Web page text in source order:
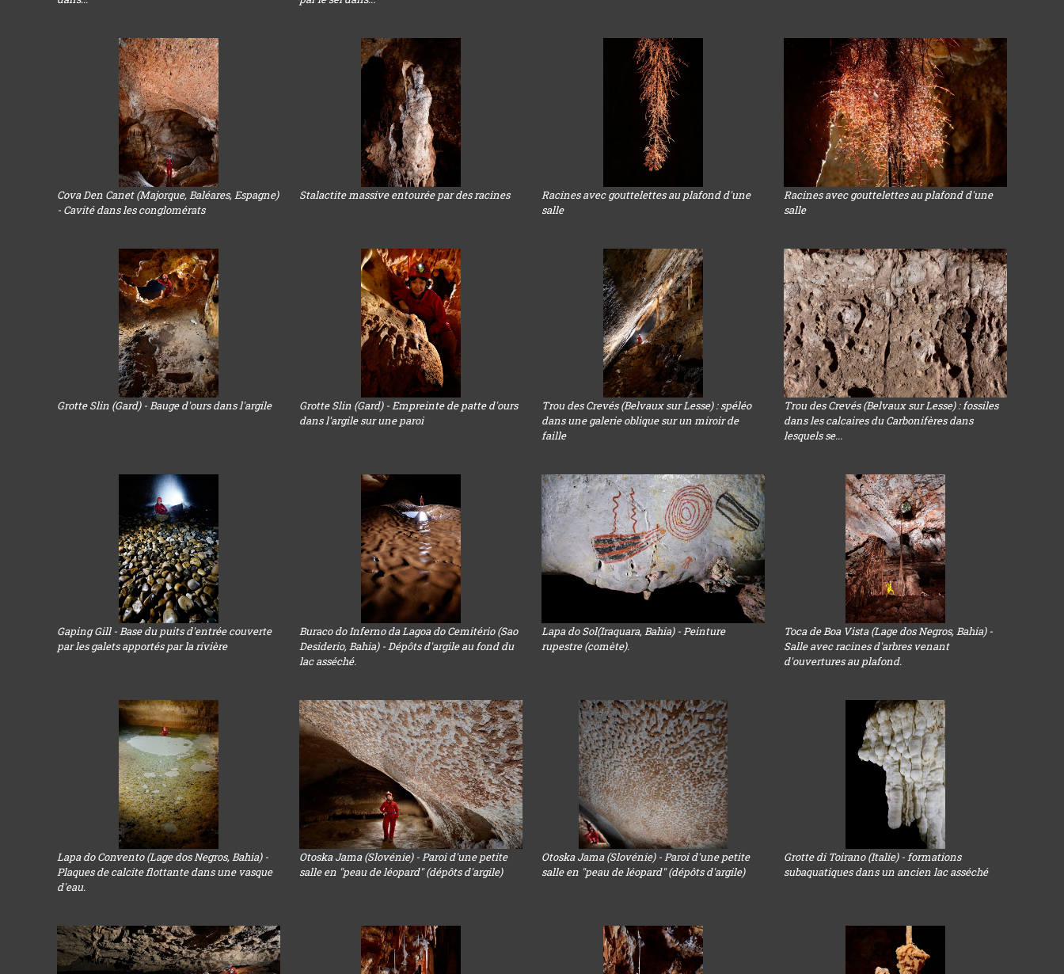
Cova Den Canet (Majorque, Baléares, Espagne)
- Cavité dans les conglomérats
Stalactite massive entourée par des racines
Racines avec gouttelettes au plafond d'une
salle
Racines avec gouttelettes au plafond d'une
salle
Grotte Slin (Gard) - Bauge d'ours dans l'argile
Grotte Slin (Gard) - Empreinte de patte d'ours
dans l'argile sur une paroi
Trou des Crevés (Belvaux sur Lesse) : spéléo
dans une galerie oblique sur un miroir de
faille
Trou des Crevés (Belvaux sur Lesse) : fossiles
dans les calcaires du Carbonifères dans
lesquels se...
Gaping Gill - Base du puits d'entrée couverte
par les galets apportés par la rivière
Buraco do Inferno da Lagoa do Cemitério (Sao
Desiderio, Bahia) - Dépôts d'argile au fond du
lac asséché.
Lapa do Sol(Iraquara, Bahia) - Peinture
rupestre (comète).
Toca de Boa Vista (Lage dos Negros, Bahia) -
Salle avec racines d'arbres venant
d'ouvertures au plafond.
Lapa do Convento (Lage dos Negros, Bahia) -
Plaques de calcite flottante dans une vasque
d'eau.
Otoska Jama (Slovénie) - Paroi d'une petite
salle en "peau de léopard" (dépôts d'argile)
Otoska Jama (Slovénie) - Paroi d'une petite
salle en "peau de léopard" (dépôts d'argile)
Grotte di Toirano (Italie) - formations
subaquatiques dans un ancien lac asséché